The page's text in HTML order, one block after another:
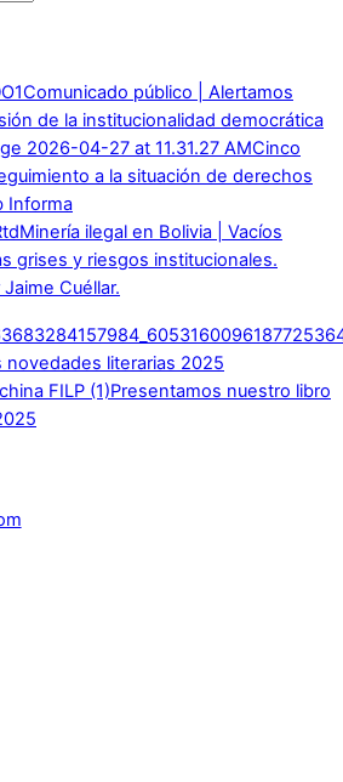
Comunicado público | Alertamos
de la institucionalidad democrática
Cinco
a la situación de derechos
Informa
Minería ilegal en Bolivia | Vacíos
grises y riesgos institucionales.
Cuéllar.
literarias 2025
Presentamos nuestro libro